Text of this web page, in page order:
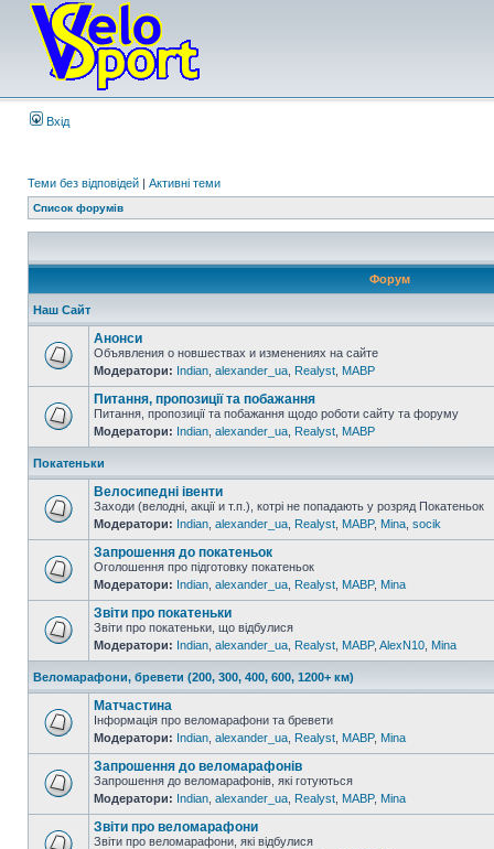
Вхід
Теми без відповідей | Активні теми
Список форумів
Форум
Наш Сайт
Анонси
Объявления о новшествах и изменениях на сайте
Модератори: Indian alexander_ua Realyst MABP
Питання, пропозиції та побажання
Питання, пропозиції та побажання щодо роботи сайту та форуму
Модератори: Indian alexander_ua Realyst MABP
Покатеньки
Велосипедні івенти
Заходи (велодні, акції и т.п.), котрі не попадають у розряд Покатеньок
Модератори: Indian alexander_ua Realyst MABP, Mina socik
Запрошення до покатеньок
Оголошення про підготовку покатеньок
Модератори: Indian alexander_ua Realyst MABP, Mina
Звіти про покатеньки
Звіти про покатеньки, що відбулися
Модератори: Indian alexander_ua Realyst MABP, AlexN10 Mina
Веломарафони, бревети (200, 300, 400, 600, 1200+ км)
Матчастина
Інформація про веломарафони та бревети
Модератори: Indian alexander_ua Realyst MABP, Mina
Запрошення до веломарафонів
Запрошення до веломарафонів, які готуються
Модератори: Indian alexander_ua Realyst MABP, Mina
Звіти про веломарафони
Звіти про веломарафони, які відбулися